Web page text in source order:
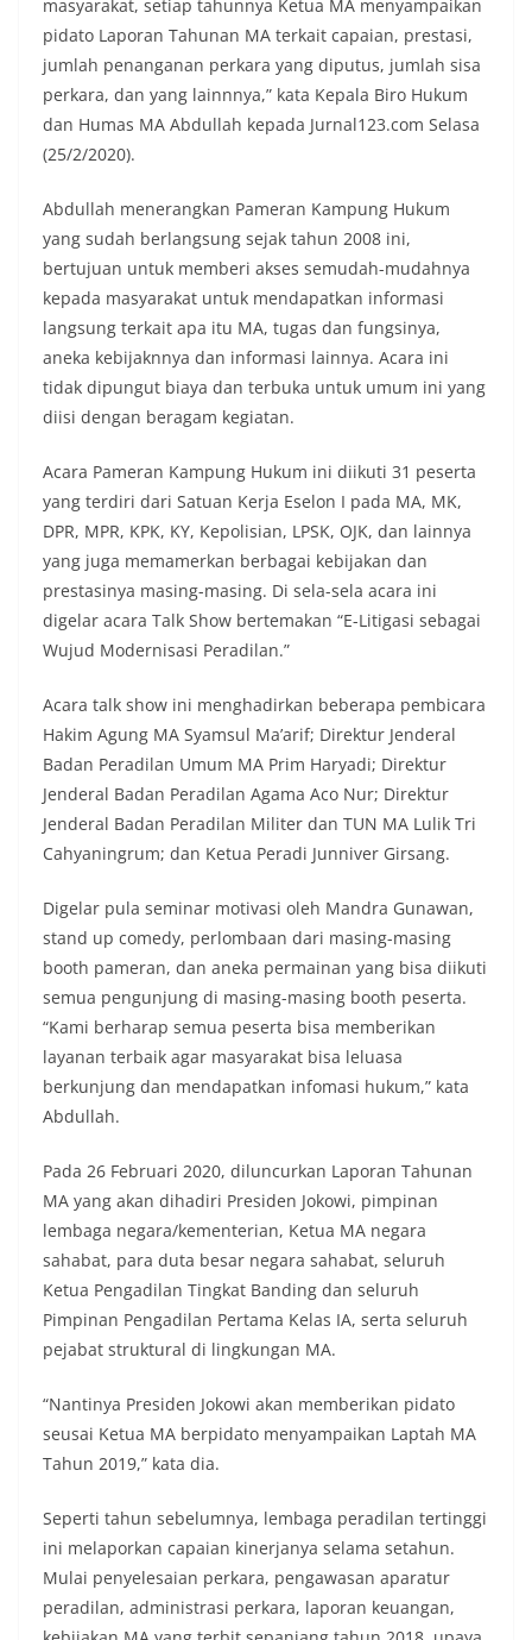
masyarakat, setiap tahunnya Ketua MA menyampaikan
pidato Laporan Tahunan MA terkait capaian, prestasi,
jumlah penanganan perkara yang diputus, jumlah sisa
perkara, dan yang lainnnya,” kata Kepala Biro Hukum
dan Humas MA Abdullah kepada Jurnal123.com Selasa
(25/2/2020).
Abdullah menerangkan Pameran Kampung Hukum
yang sudah berlangsung sejak tahun 2008 ini,
bertujuan untuk memberi akses semudah-mudahnya
kepada masyarakat untuk mendapatkan informasi
langsung terkait apa itu MA, tugas dan fungsinya,
aneka kebijaknnya dan informasi lainnya. Acara ini
tidak dipungut biaya dan terbuka untuk umum ini yang
diisi dengan beragam kegiatan.
Acara Pameran Kampung Hukum ini diikuti 31 peserta
yang terdiri dari Satuan Kerja Eselon I pada MA, MK,
DPR, MPR, KPK, KY, Kepolisian, LPSK, OJK, dan lainnya
yang juga memamerkan berbagai kebijakan dan
prestasinya masing-masing. Di sela-sela acara ini
digelar acara Talk Show bertemakan “E-Litigasi sebagai
Wujud Modernisasi Peradilan.”
Acara talk show ini menghadirkan beberapa pembicara
Hakim Agung MA Syamsul Ma’arif; Direktur Jenderal
Badan Peradilan Umum MA Prim Haryadi; Direktur
Jenderal Badan Peradilan Agama Aco Nur; Direktur
Jenderal Badan Peradilan Militer dan TUN MA Lulik Tri
Cahyaningrum; dan Ketua Peradi Junniver Girsang.
Digelar pula seminar motivasi oleh Mandra Gunawan,
stand up comedy, perlombaan dari masing-masing
booth pameran, dan aneka permainan yang bisa diikuti
semua pengunjung di masing-masing booth peserta.
“Kami berharap semua peserta bisa memberikan
layanan terbaik agar masyarakat bisa leluasa
berkunjung dan mendapatkan infomasi hukum,” kata
Abdullah.
Pada 26 Februari 2020, diluncurkan Laporan Tahunan
MA yang akan dihadiri Presiden Jokowi, pimpinan
lembaga negara/kementerian, Ketua MA negara
sahabat, para duta besar negara sahabat, seluruh
Ketua Pengadilan Tingkat Banding dan seluruh
Pimpinan Pengadilan Pertama Kelas IA, serta seluruh
pejabat struktural di lingkungan MA.
“Nantinya Presiden Jokowi akan memberikan pidato
seusai Ketua MA berpidato menyampaikan Laptah MA
Tahun 2019,” kata dia.
Seperti tahun sebelumnya, lembaga peradilan tertinggi
ini melaporkan capaian kinerjanya selama setahun.
Mulai penyelesaian perkara, pengawasan aparatur
peradilan, administrasi perkara, laporan keuangan,